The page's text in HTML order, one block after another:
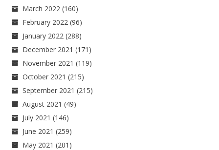
March 2022 (160)
February 2022 (96)
January 2022 (288)
December 2021 (171)
November 2021 (119)
October 2021 (215)
September 2021 (215)
August 2021 (49)
July 2021 (146)
June 2021 (259)
May 2021 (201)